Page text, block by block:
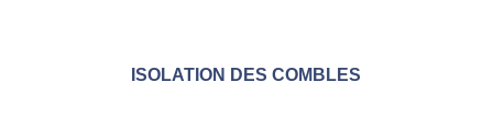
ISOLATION DES COMBLES